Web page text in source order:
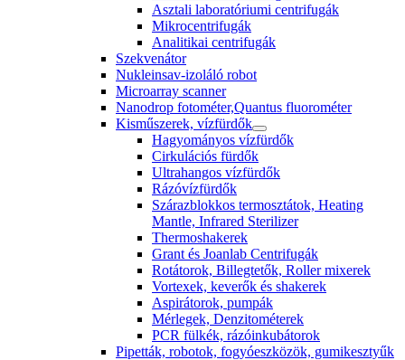
Asztali laboratóriumi centrifugák
Mikrocentrifugák
Analitikai centrifugák
Szekvenátor
Nukleinsav-izoláló robot
Microarray scanner
Nanodrop fotométer,Quantus fluorométer
Kisműszerek, vízfürdők
Hagyományos vízfürdők
Cirkulációs fürdők
Ultrahangos vízfürdők
Rázóvízfürdők
Szárazblokkos termosztátok, Heating
Mantle, Infrared Sterilizer
Thermoshakerek
Grant és Joanlab Centrifugák
Rotátorok, Billegtetők, Roller mixerek
Vortexek, keverők és shakerek
Aspirátorok, pumpák
Mérlegek, Denzitométerek
PCR fülkék, rázóinkubátorok
Pipetták, robotok, fogyóeszközök, gumikesztyűk